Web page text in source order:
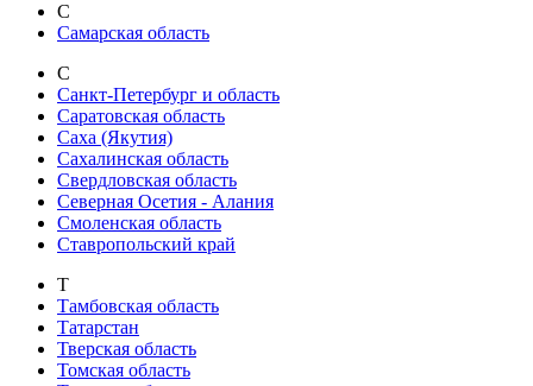
С
Самарская область
С
Санкт-Петербург и область
Саратовская область
Саха (Якутия)
Сахалинская область
Свердловская область
Северная Осетия - Алания
Смоленская область
Ставропольский край
Т
Тамбовская область
Татарстан
Тверская область
Томская область